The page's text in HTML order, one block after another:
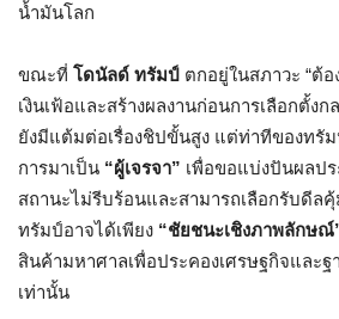
น้ำมันโลก
ขณะที่ โดนัลด์ ทรัมป์ ตกอยู่ในสภาวะ “ต้อ
เงินเฟ้อและสร้างผลงานก่อนการเลือกตั้งก
ยังมีแต้มต่อเรื่องชิปขั้นสูง แต่ท่าทีของทรั
การมาเป็น “ผู้เจรจา” เพื่อขอแบ่งปันผลป
สถานะไม่รีบร้อนและสามารถเลือกรับดี
ทรัมป์อาจได้เพียง “ชัยชนะเชิงภาพลักษณ์
สินค้ามหาศาลเพื่อประคองเศรษฐกิจและฐ
เท่านั้น